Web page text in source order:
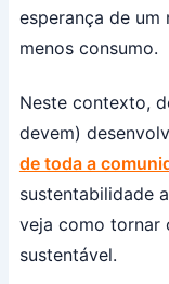
esperança de um
menos consumo.
Neste contexto,
devem)
de toda a
sustentabilidade
veja como tornar
sustentável.